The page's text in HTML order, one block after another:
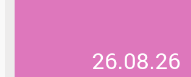
26.08.26